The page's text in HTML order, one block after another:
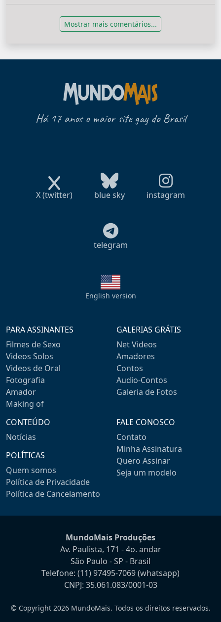
Mostrar mais comentários...
Há 17 anos o maior site gay do Brasil
X (twitter) blue sky instagram
telegram
English version
PARA ASSINANTES
Filmes de Sexo
Videos Solos
Videos de Oral
Fotografia
Amador
Making of
GALERIAS GRÁTIS
Net Videos
Amadores
Contos
Audio-Contos
Galeria de Fotos
CONTEÚDO
Notícias
POLÍTICAS
Quem somos
Política de Privacidade
Política de Cancelamento
FALE CONOSCO
Contato
Minha Assinatura
Quero Assinar
Seja um modelo
MundoMais Produções
Av. Paulista, 171 - 4o. andar
São Paulo - SP - Brasil
Telefone: (11) 97495-7069(whatsapp)
CNPJ: 35.061.083/0001-03
© Copyright 2026 MundoMais. Todos os direitos reservados.